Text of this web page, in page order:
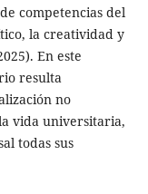
competencias del
la creatividad y
En este
resulta
no
vida universitaria,
todas sus